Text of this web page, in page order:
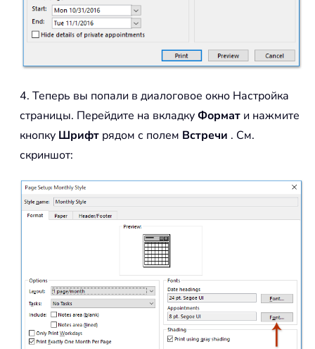
4. Теперь вы попали в диалоговое окно Настройка
страницы. Перейдите на вкладкуФормат и нажмите
кнопку Шрифт рядом с полем Встречи . См.
скриншот: